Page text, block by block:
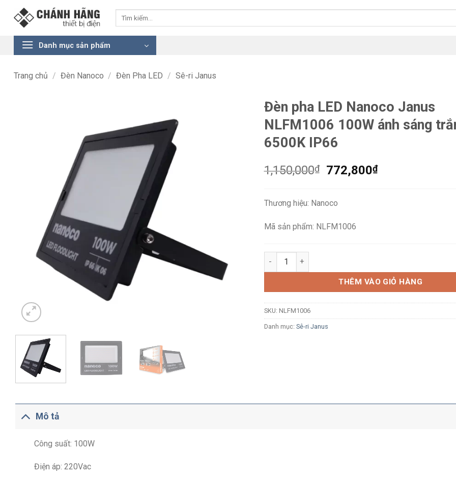
Danh mục sản phẩm
Trang chủ / Đèn Nanoco / Đèn Pha LED / Sê-ri Janus
Đèn pha LED Nanoco Janus
NLFM1006 100W ánh sáng
6500K IP66
1,150,000₫
Giá
1,150,000₫.
772,800₫Giá
Thương hiệu: Nanoco
Mã sản phẩm: NLFM1006
Đèn pha LED Nanoco Janus NLFM1006 100W ánh
THÊM VÀO GIỎ HÀNG
SKU: NLFM1006
Danh mục: Sê-ri Janus
Mô tả
Công suất: 100W
Điện áp: 220Vac